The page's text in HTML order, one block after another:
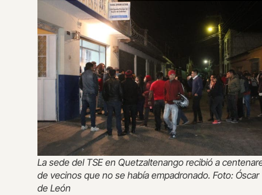
La sede del TSE en Quetzaltenango recibió a
de vecinos que no se había empadronado. Foto: Óscar
de León